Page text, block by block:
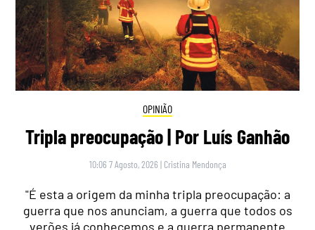
OPINIÃO
Tripla preocupação | Por Luís Ganhão
10:06 7 Agosto, 2026 | Cristina Mendonça
"É esta a origem da minha tripla preocupação: a
guerra que nos anunciam, a guerra que todos os
verões já conhecemos e a guerra permanente